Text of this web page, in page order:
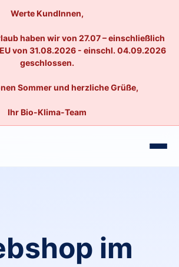
Werte KundInnen,
haben wir von 27.07 – einschließlich
von 31.08.2026 - einschl. 04.09.2026
geschlossen.
Sommer und herzliche Grüße,
Ihr Bio-Klima-Team
im